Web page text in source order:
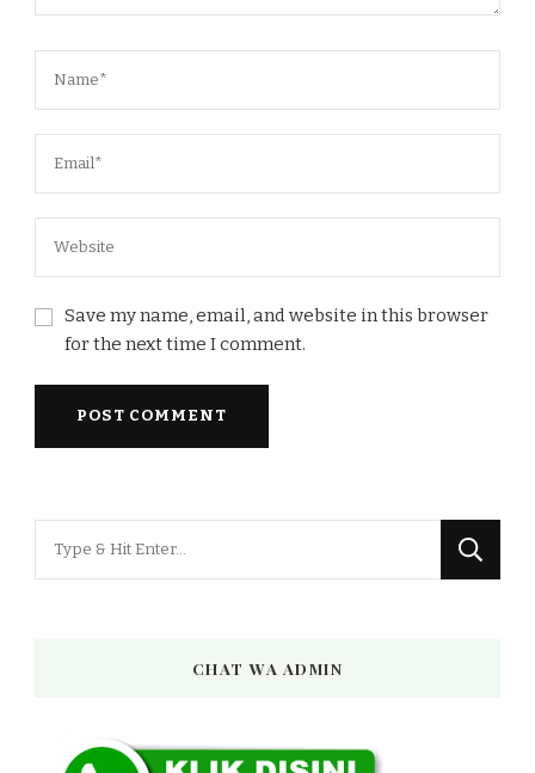
Save my name, email, and website in this browser
for the next time I comment.
CHAT WA ADMIN